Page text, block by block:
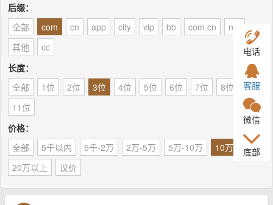
后缀：
全部
com cn app city vip bb com.cn
net
其他
cc
长度：
全部
1位 2位 3位 4位 5位 6位 7位 8位
9位
11位
价格：
全部
5千以内 5千-2万 2万-5万 5万-10万
10万-20万
20万以上
议价
电话
客服
微信
底部